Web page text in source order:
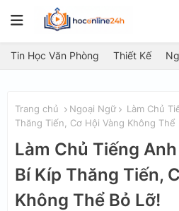
Tin Học Văn Phòng Thiết Kế
Trang chủ Ngoại Ngữ
Làm Chủ
Thăng Tiến, Cơ Hội Vàng Không Thể
Làm Chủ Tiếng
Bí Kíp Thăng Tiến,
Không Thể Bỏ Lỡ!